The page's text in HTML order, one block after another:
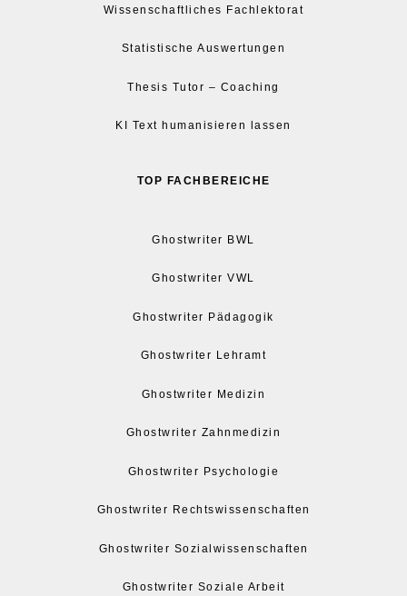
Wissenschaftliches Fachlektorat
Statistische Auswertungen
Thesis Tutor – Coaching
KI Text humanisieren lassen
TOP FACHBEREICHE
Ghostwriter BWL
Ghostwriter VWL
Ghostwriter Pädagogik
Ghostwriter Lehramt
Ghostwriter Medizin
Ghostwriter Zahnmedizin
Ghostwriter Psychologie
Ghostwriter Rechtswissenschaften
Ghostwriter Sozialwissenschaften
Ghostwriter Soziale Arbeit